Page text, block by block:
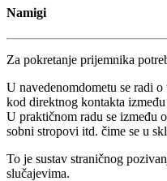
Namigi
Za pokretanje prijemnika
U navedenomdometu se radi
kod direktnog kontakta
U praktičnom radu se između
sobni stropovi itd. čime se u
To je sustav straničnog
slučajevima.